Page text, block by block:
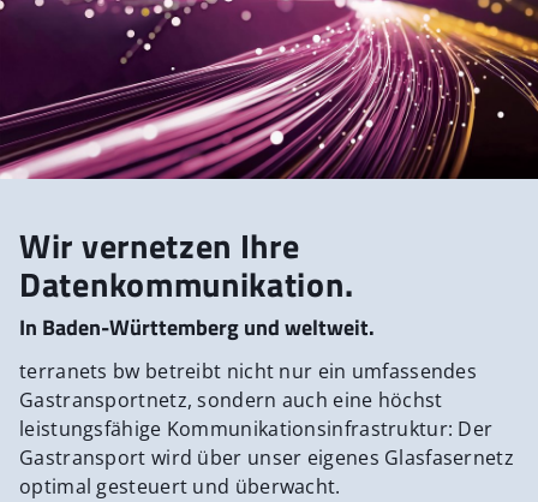
Wir vernetzen Ihre
Datenkommunikation.
In Baden-Württemberg und weltweit.
terranets bw betreibt nicht nur ein umfassendes
Gastransportnetz, sondern auch eine höchst
leistungsfähige Kommunikationsinfrastruktur: Der
Gastransport wird über unser eigenes Glasfasernetz
optimal gesteuert und überwacht.